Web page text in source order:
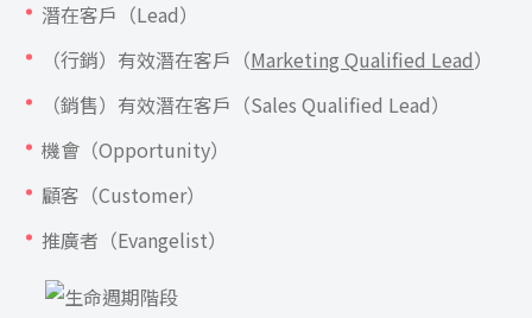
潛在客戶（Lead）
（行銷）有效潛在客戶（Marketing Qualified Lead）
（銷售）有效潛在客戶（Sales Qualified Lead）
機會（Opportunity）
顧客（Customer）
推廣者（Evangelist）